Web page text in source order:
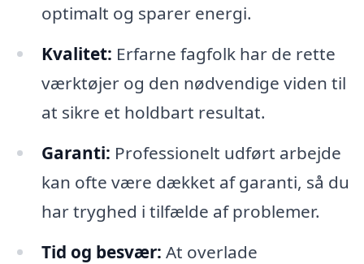
optimalt og sparer energi.
Kvalitet: Erfarne fagfolk har de rette
værktøjer og den nødvendige viden til
at sikre et holdbart resultat.
Garanti: Professionelt udført arbejde
kan ofte være dækket af garanti, så du
har tryghed i tilfælde af problemer.
Tid og besvær: At overlade